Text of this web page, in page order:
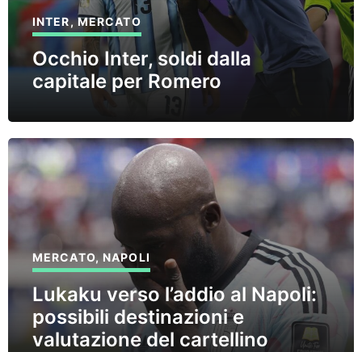
INTER,MERCATO
Occhio Inter, soldi dalla
capitale per Romero
MERCATO,NAPOLI
Lukaku verso l’addio al Napoli:
possibili destinazioni e
valutazione del cartellino